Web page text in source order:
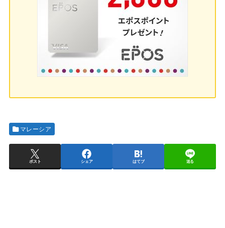
マレーシア
ポスト シェア はてブ 送る